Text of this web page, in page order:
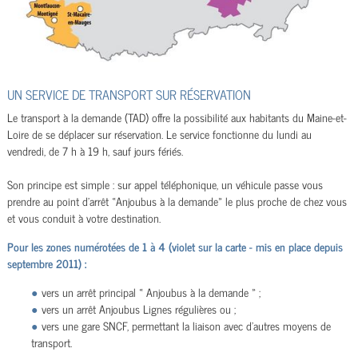
UN SERVICE DE TRANSPORT SUR RÉSERVATION
Le transport à la demande (TAD) offre la possibilité aux habitants du Maine-et-
Loire de se déplacer sur réservation. Le service fonctionne du lundi au
vendredi, de 7 h à 19 h, sauf jours fériés.
Son principe est simple : sur appel téléphonique, un véhicule passe vous
prendre au point d’arrêt «Anjoubus à la demande» le plus proche de chez vous
et vous conduit à votre destination.
Pour les zones numérotées de 1 à 4 (violet sur la carte - mis en place depuis
septembre 2011) :
vers un arrêt principal « Anjoubus à la demande » ;
vers un arrêt Anjoubus Lignes régulières ou ;
vers une gare SNCF, permettant la liaison avec d’autres moyens de
transport.